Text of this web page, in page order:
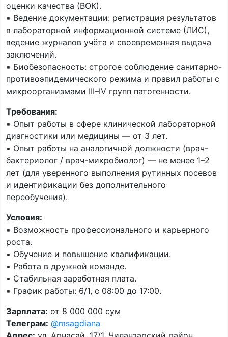
оценки качества (ВОК).
▪️ Ведение документации: регистрация результатов
в лабораторной информационной системе (ЛИС),
ведение журналов учёта и своевременная выдача
заключений.
▪️ Биобезопасность: строгое соблюдение санитарно-
противоэпидемического режима и правил работы с
микроорганизмами III–IV групп патогенности.
Требования:
▪️ Опыт работы в сфере клинической лабораторной
диагностики или медицины — от 3 лет.
▪️ Опыт работы на аналогичной должности (врач-
бактериолог / врач-микробиолог) — не менее 1–2
лет (для уверенного выполнения рутинных посевов
и идентификации без дополнительного
переобучения).
Условия:
▪️ Возможность профессионального и карьерного
роста.
▪️ Обучение и повышение квалификации.
▪️ Работа в дружной команде.
▪️ Стабильная заработная плата.
▪️ График работы: 6/1, с 08:00 до 17:00.
Зарплата: от 8 000 000 сум
Телеграм: @msagdiana